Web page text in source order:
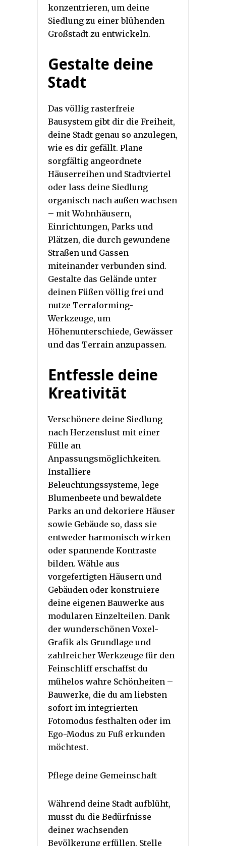
konzentrieren, um deine
Siedlung zu einer blühenden
Großstadt zu entwickeln.
Gestalte deine
Stadt
Das völlig rasterfreie
Bausystem gibt dir die Freiheit,
deine Stadt genau so anzulegen,
wie es dir gefällt. Plane
sorgfältig angeordnete
Häuserreihen und Stadtviertel
oder lass deine Siedlung
organisch nach außen wachsen
– mit Wohnhäusern,
Einrichtungen, Parks und
Plätzen, die durch gewundene
Straßen und Gassen
miteinander verbunden sind.
Gestalte das Gelände unter
deinen Füßen völlig frei und
nutze Terraforming-
Werkzeuge, um
Höhenunterschiede, Gewässer
und das Terrain anzupassen.
Entfessle deine
Kreativität
Verschönere deine Siedlung
nach Herzenslust mit einer
Fülle an
Anpassungsmöglichkeiten.
Installiere
Beleuchtungssysteme, lege
Blumenbeete und bewaldete
Parks an und dekoriere Häuser
sowie Gebäude so, dass sie
entweder harmonisch wirken
oder spannende Kontraste
bilden. Wähle aus
vorgefertigten Häusern und
Gebäuden oder konstruiere
deine eigenen Bauwerke aus
modularen Einzelteilen. Dank
der wunderschönen Voxel-
Grafik als Grundlage und
zahlreicher Werkzeuge für den
Feinschliff erschaffst du
mühelos wahre Schönheiten –
Bauwerke, die du am liebsten
sofort im integrierten
Fotomodus festhalten oder im
Ego-Modus zu Fuß erkunden
möchtest.
Pflege deine Gemeinschaft
Während deine Stadt aufblüht,
musst du die Bedürfnisse
deiner wachsenden
Bevölkerung erfüllen. Stelle